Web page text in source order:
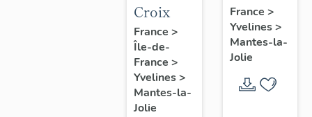
Croix
France >
Île-de-
France >
Yvelines>
Mantes-la-
Jolie
France >
Yvelines>
Mantes-la-
Jolie